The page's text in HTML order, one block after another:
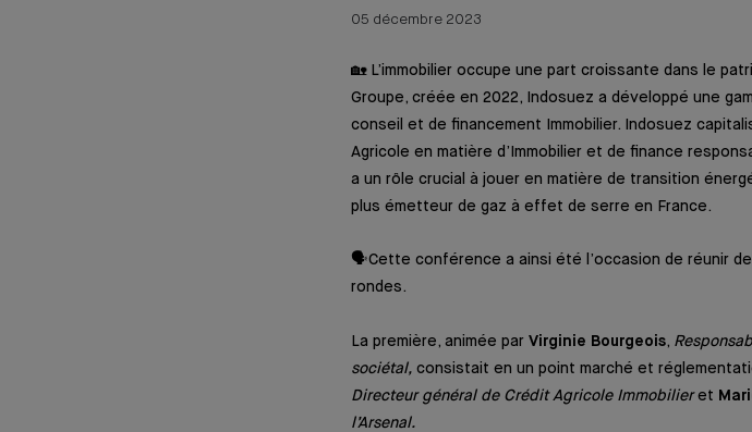
05 décembre 2023
🏡 L’immobilier occupe une part croissante dans le
Groupe, créée en 2022, Indosuez a développé une
conseil et de financement Immobilier. Indosuez
Agricole en matière d’Immobilier et de finance
a un rôle crucial à jouer en matière de transition
plus émetteur de gaz à effet de serre en France.
🗣Cette conférence a ainsi été l’occasion de réunir
rondes.
La première, animée par Virginie Bourgeois,
sociétal, consistait en un point marché et
Directeur général de Crédit Agricole Immobilieret
l’Arsenal.